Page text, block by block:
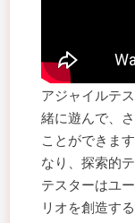
アジャイルテ
緒に遊んで、
ことができま
なり、探索的
テスターはユ
リオを創造す